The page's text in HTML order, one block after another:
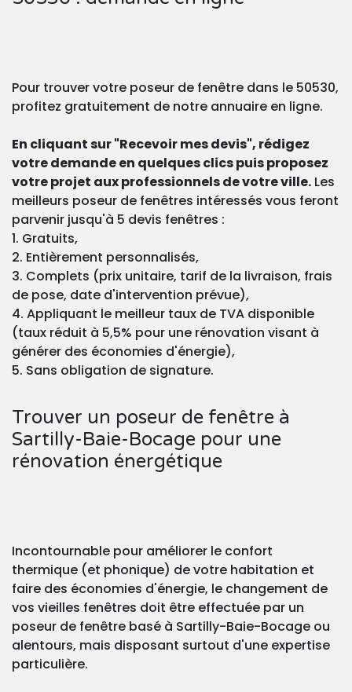
Pour trouver votre poseur de fenêtre dans le 50530,
profitez gratuitement de notre annuaire en ligne.
En cliquant sur "Recevoir mes devis", rédigez
votre demande en quelques clics puis proposez
votre projet aux professionnels de votre ville. Les
meilleurs poseur de fenêtres intéressés vous feront
parvenir jusqu'à 5 devis fenêtres :
1. Gratuits,
2. Entièrement personnalisés,
3. Complets (prix unitaire, tarif de la livraison, frais
de pose, date d'intervention prévue),
4. Appliquant le meilleur taux de TVA disponible
(taux réduit à 5,5% pour une rénovation visant à
générer des économies d'énergie),
5. Sans obligation de signature.
Trouver un poseur de fenêtre à
Sartilly-Baie-Bocage pour une
rénovation énergétique
Incontournable pour améliorer le confort
thermique (et phonique) de votre habitation et
faire des économies d'énergie, le changement de
vos vieilles fenêtres doit être effectuée par un
poseur de fenêtre basé à Sartilly-Baie-Bocage ou
alentours, mais disposant surtout d'une expertise
particulière.